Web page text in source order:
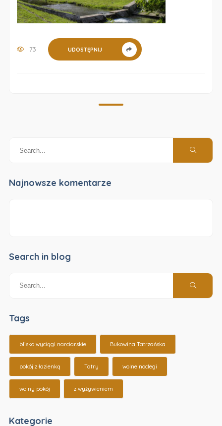
73 UDOSTĘPNIJ
Najnowsze komentarze
Search in blog
Tags
blisko wyciągi narciarskie Bukowina Tatrzańska
pokój z łazienką Tatry wolne noclegi
wolny pokój z wyżywieniem
Kategorie